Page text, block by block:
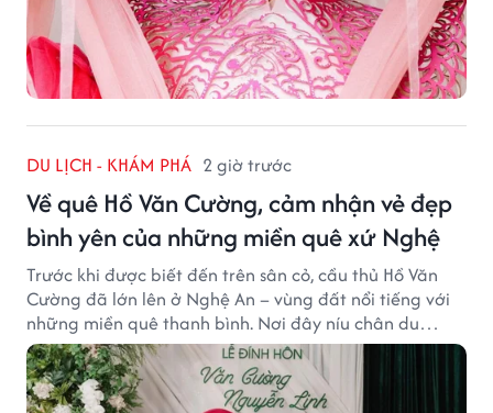
DU LỊCH - KHÁM PHÁ 2 giờ trước
Về quê Hồ Văn Cường, cảm nhận vẻ đẹp
bình yên của những miền quê xứ Nghệ
Trước khi được biết đến trên sân cỏ, cầu thủ Hồ Văn
Cường đã lớn lên ở Nghệ An – vùng đất nổi tiếng với
những miền quê thanh bình. Nơi đây níu chân du
khách bằng cánh đồng xanh, làng quê yên ả và nhịp
sống chậm đầy bình yên.